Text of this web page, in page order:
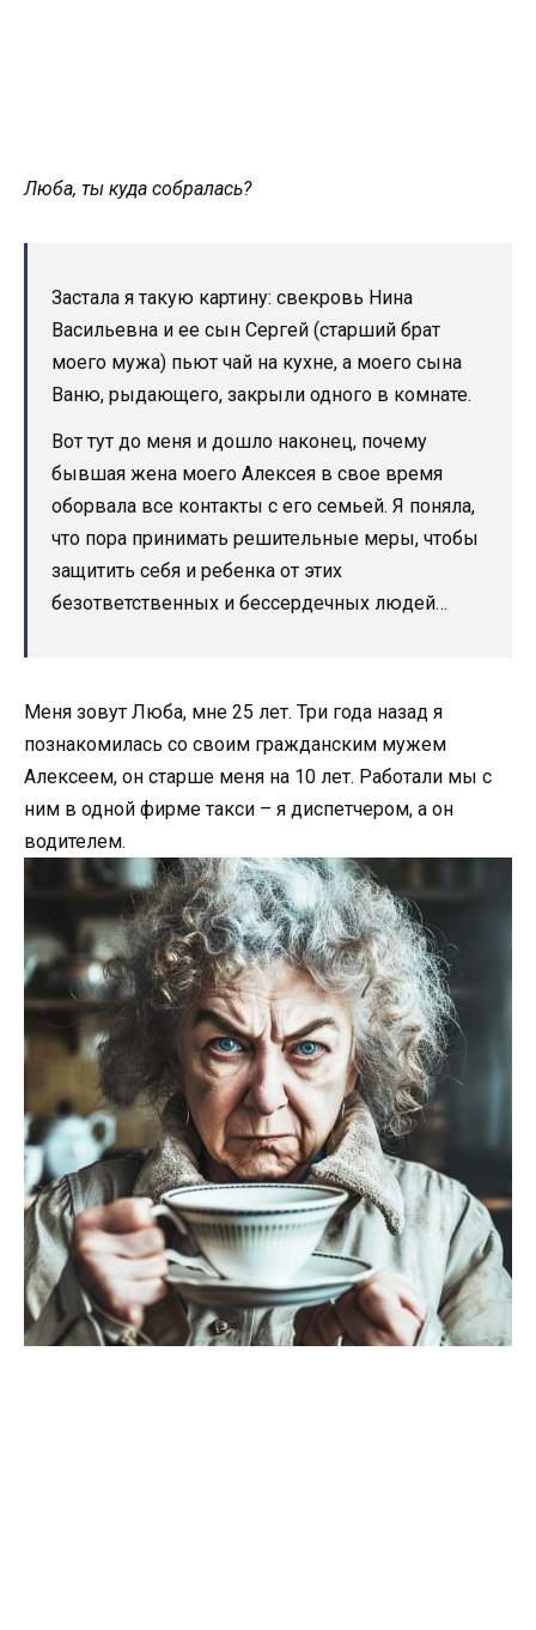
Люба, ты куда собралась?
Застала я такую картину: свекровь Нина
Васильевна и ее сын Сергей (старший брат
моего мужа) пьют чай на кухне, а моего сына
Ваню, рыдающего, закрыли одного в комнате.
Вот тут до меня и дошло наконец, почему
бывшая жена моего Алексея в свое время
оборвала все контакты с его семьей. Я поняла,
что пора принимать решительные меры, чтобы
защитить себя и ребенка от этих
безответственных и бессердечных людей…
Меня зовут Люба, мне 25 лет. Три года назад я
познакомилась со своим гражданским мужем
Алексеем, он старше меня на 10 лет. Работали мы с
ним в одной фирме такси – я диспетчером, а он
водителем.